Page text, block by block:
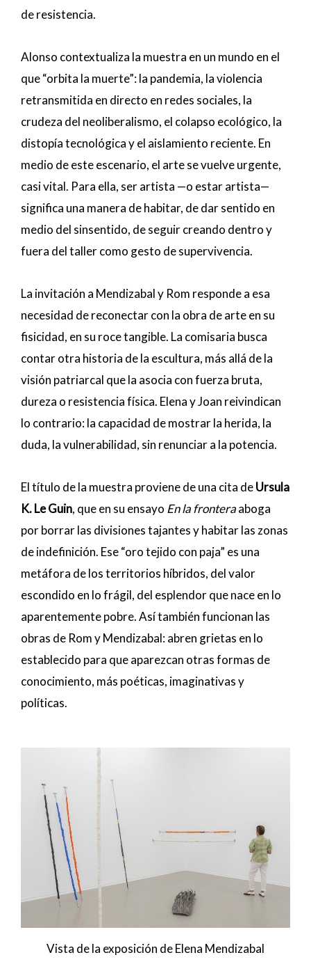
de resistencia.
Alonso contextualiza la muestra en un mundo en el
que “orbita la muerte”: la pandemia, la violencia
retransmitida en directo en redes sociales, la
crudeza del neoliberalismo, el colapso ecológico, la
distopía tecnológica y el aislamiento reciente. En
medio de este escenario, el arte se vuelve urgente,
casi vital. Para ella, ser artista —o estar artista—
significa una manera de habitar, de dar sentido en
medio del sinsentido, de seguir creando dentro y
fuera del taller como gesto de supervivencia.
La invitación a Mendizabal y Rom responde a esa
necesidad de reconectar con la obra de arte en su
fisicidad, en su roce tangible. La comisaria busca
contar otra historia de la escultura, más allá de la
visión patriarcal que la asocia con fuerza bruta,
dureza o resistencia física. Elena y Joan reivindican
lo contrario: la capacidad de mostrar la herida, la
duda, la vulnerabilidad, sin renunciar a la potencia.
El título de la muestra proviene de una cita deUrsula
K. Le Guin, que en su ensayo En la fronteraaboga
por borrar las divisiones tajantes y habitar las zonas
de indefinición. Ese “oro tejido con paja” es una
metáfora de los territorios híbridos, del valor
escondido en lo frágil, del esplendor que nace en lo
aparentemente pobre. Así también funcionan las
obras de Rom y Mendizabal: abren grietas en lo
establecido para que aparezcan otras formas de
conocimiento, más poéticas, imaginativas y
políticas.
Vista de la exposición de Elena Mendizabal